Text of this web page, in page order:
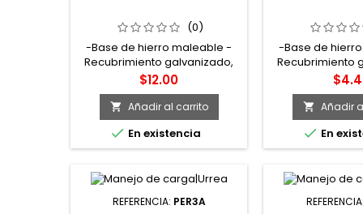
ACERO 3/8" SURTEK
(0)
-Base de hierro maleable -
Recubrimiento galvanizado,
resistente a la corrosión -
Tuercas de acero
Precio
$12.00
 Añadir al carrito
 En existencia
ACERO 3/
-Base de
Recubrimiento
resistente a la
Tuercas
 Añadir
 En
REFERENCIA: PER3A
REFERENCIA: